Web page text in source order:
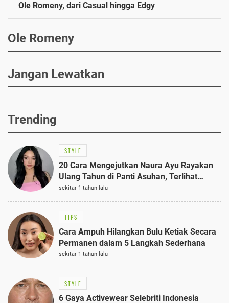
Ole Romeny, dari Casual hingga Edgy
Ole Romeny
Jangan Lewatkan
Trending
STYLE
20 Cara Mengejutkan Naura Ayu Rayakan
Ulang Tahun di Panti Asuhan, Terlihat
Anggun dengan Kaftan Cokelat
sekitar 1 tahun lalu
TIPS
Cara Ampuh Hilangkan Bulu Ketiak Secara
Permanen dalam 5 Langkah Sederhana
sekitar 1 tahun lalu
STYLE
6 Gaya Activewear Selebriti Indonesia